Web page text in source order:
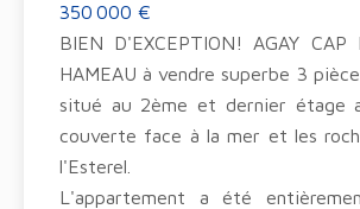
350 000 €
BIEN D'EXCEPTION! AGAY CAP
HAMEAU à vendre superbe 3
situé au 2ème et dernier étage
couverte face à la mer et les
l'Esterel.
L'appartement a été